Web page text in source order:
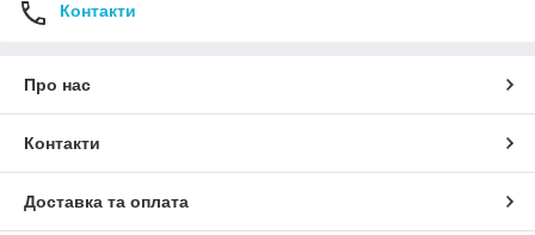
Контакти
Про нас
Контакти
Доставка та оплата